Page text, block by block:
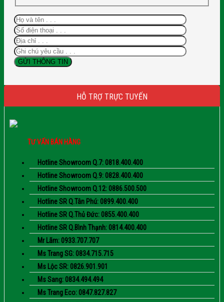
HỖ TRỢ TRỰC TUYẾN
TƯ VẤN BÁN HÀNG
Hotline Showroom Q.7: 0818.400.400
Hotline Showroom Q.9: 0828.400.400
Hotline Showroom Q.12: 0886.500.500
Hotline SR Q.Tân Phú: 0899.400.400
Hotline SR Q.Thủ Đức: 0855.400.400
Hotline SR Q.Bình Thạnh: 0814.400.400
Mr Lãm: 0933.707.707
Ms Trang SG: 0834.715.715
Ms Lộc SR: 0826.901.901
Ms Sang: 0834.494.494
Ms Trang Eco: 0847.827.827